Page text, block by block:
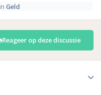
inGeld
Reageer op deze discussie